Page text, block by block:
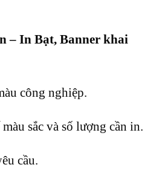
– In Bạt, Banner khai
công nghiệp.
sắc và số lượng cần in.
cầu.